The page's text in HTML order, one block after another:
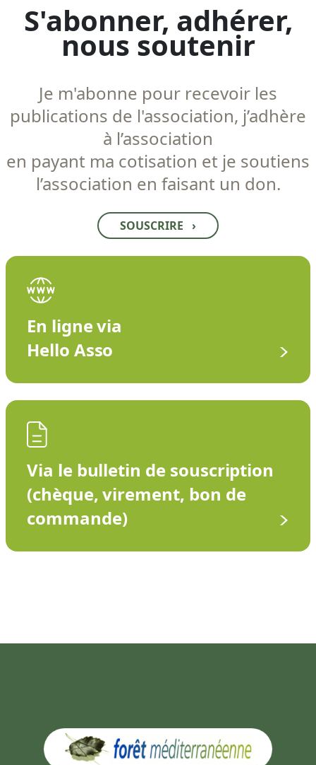
S'abonner, adhérer,
nous soutenir
Je m'abonne pour recevoir les
publications de l'association, j’adhère
à l’association
en payant ma cotisation et je soutiens
l’association en faisant un don.
SOUSCRIRE ›
En ligne via
Hello Asso
Via le bulletin de souscription
(chèque, virement, bon de
commande)